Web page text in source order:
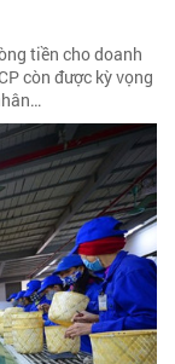
tiền cho doanh
còn được kỳ vọng